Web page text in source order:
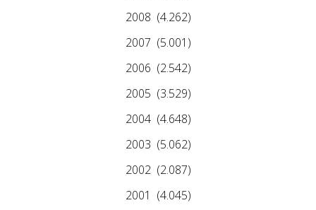
2008 (4.262)
2007 (5.001)
2006 (2.542)
2005 (3.529)
2004 (4.648)
2003 (5.062)
2002 (2.087)
2001 (4.045)